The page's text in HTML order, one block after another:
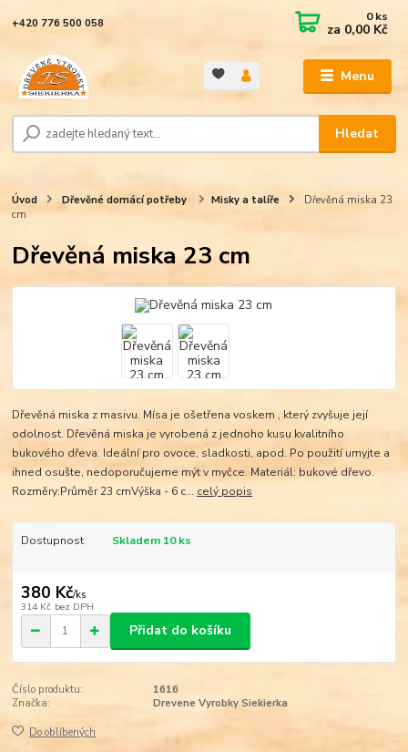
Menu
Hledat
+420 776 500 058 0ks
za 0,00 Kč
Úvod Dřevěné domácí potřeby Misky a talíře
Dřevěná miska 23
cm
Dřevěná miska 23 cm
Dřevěná miska z masivu. Mísa je ošetřena voskem , který zvyšuje její
odolnost. Dřevěná miska je vyrobená z jednoho kusu kvalitního
bukového dřeva. Ideální pro ovoce, sladkosti, apod. Po použití umyjte a
ihned osušte, nedoporučujeme mýt v myčce. Materiál: bukové dřevo.
Rozměry:Průměr 23 cmVýška - 6 c... celý popis
Dostupnost Skladem 10 ks
380 Kč/ks
314 Kč bez DPH
Přidat do košíku
Číslo produktu:
1616
Značka:
Drevene Vyrobky Siekierka
Do oblíbených